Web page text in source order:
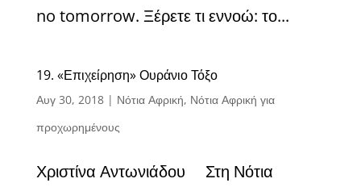
no tomorrow. Ξέρετε τι εννοώ: το...
19. «Επιχείρηση» Ουράνιο Τόξο
Αυγ 30, 2018| Νότια Αφρική, Νότια Αφρική για
προχωρημένους
Χριστίνα Αντωνιάδου Στη Νότια